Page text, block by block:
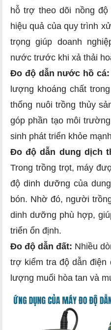
hỗ trợ theo dõi nồng
hiệu quả của quy trình
trọng giúp doanh
nước trước khi xả thải
Đo độ dẫn nước hồ cá:
lượng khoáng chất
thống nuôi trồng thủy
góp phần tạo môi
sinh phát triển khỏe
Đo độ dẫn dung dịch
Trong trồng trọt, máy
độ dinh dưỡng của
bón. Nhờ đó, người
dinh dưỡng phù hợp,
triển ổn định.
Đo độ dẫn đất: Nhiều
trợ kiểm tra độ dẫn điện
lượng muối hòa tan và